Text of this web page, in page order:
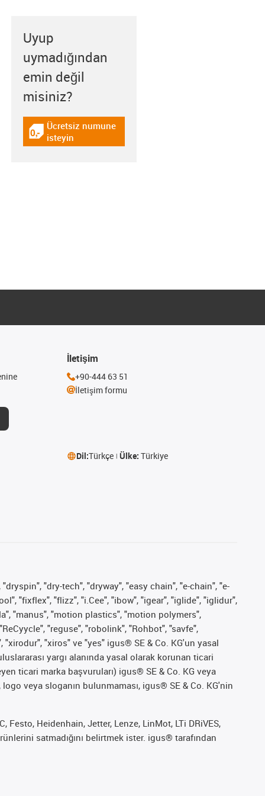
Uyup
uymadığından
emin değil
misiniz?
igus-icon-gratismuster
Ücretsiz numune
isteyin
İletişim
+90-444 63 51
İletişim formu
Dil:Türkçe Ülke: Türkiye
"dry-tech", "dryway", "easy chain", "e-chain", "e-
"fixflex", "flizz", "i.Cee", "ibow", "igear", "iglide", "iglidur",
"manus", "motion plastics", "motion polymers",
"reguse", "robolink", "Rohbot", "savfe",
"xiros" ve "yes" igus® SE & Co. KG'un yasal
yargı alanında yasal olarak korunan ticari
ticari marka başvuruları) igus® SE & Co. KG veya
veya sloganın bulunmaması, igus® SE & Co. KG'nin
Festo, Heidenhain, Jetter, Lenze, LinMot, LTi DRiVES,
satmadığını belirtmek ister. igus® tarafından